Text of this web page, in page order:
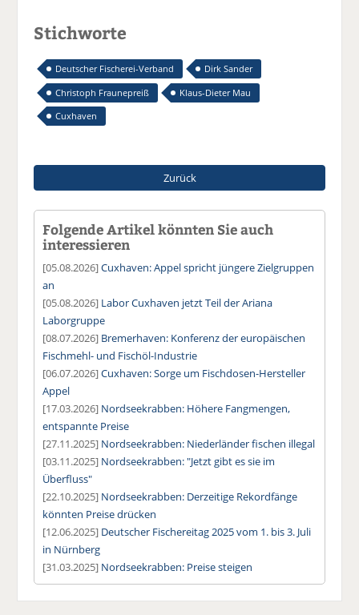
Stichworte
Deutscher Fischerei-Verband
Dirk Sander
Christoph Fraunepreiß
Klaus-Dieter Mau
Cuxhaven
Zurück
Folgende Artikel könnten Sie auch
interessieren
[05.08.2026]Cuxhaven: Appel spricht jüngere Zielgruppen
an
[05.08.2026] Labor Cuxhaven jetzt Teil der Ariana
Laborgruppe
[08.07.2026] Bremerhaven: Konferenz der europäischen
Fischmehl- und Fischöl-Industrie
[06.07.2026]Cuxhaven: Sorge um Fischdosen-Hersteller
Appel
[17.03.2026] Nordseekrabben: Höhere Fangmengen,
entspannte Preise
[27.11.2025] Nordseekrabben: Niederländer fischen illegal
[03.11.2025] Nordseekrabben: "Jetzt gibt es sie im
Überfluss"
[22.10.2025] Nordseekrabben: Derzeitige Rekordfänge
könnten Preise drücken
[12.06.2025] Deutscher Fischereitag 2025 vom 1. bis 3. Juli
in Nürnberg
[31.03.2025] Nordseekrabben: Preise steigen